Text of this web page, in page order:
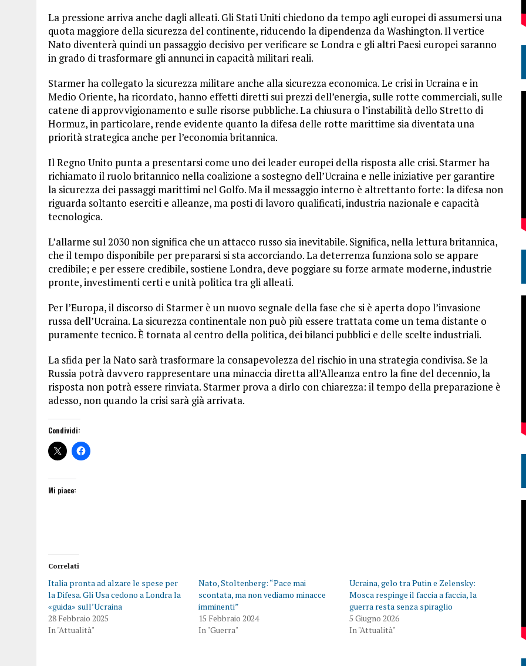
La pressione arriva anche dagli alleati. Gli Stati Uniti chiedono da tempo agli europei di assumersi una
quota maggiore della sicurezza del continente, riducendo la dipendenza da Washington. Il vertice
Nato diventerà quindi un passaggio decisivo per verificare se Londra e gli altri Paesi europei saranno
in grado di trasformare gli annunci in capacità militari reali.
Starmer ha collegato la sicurezza militare anche alla sicurezza economica. Le crisi in Ucraina e in
Medio Oriente, ha ricordato, hanno effetti diretti sui prezzi dell’energia, sulle rotte commerciali, sulle
catene di approvvigionamento e sulle risorse pubbliche. La chiusura o l’instabilità dello Stretto di
Hormuz, in particolare, rende evidente quanto la difesa delle rotte marittime sia diventata una
priorità strategica anche per l’economia britannica.
Il Regno Unito punta a presentarsi come uno dei leader europei della risposta alle crisi. Starmer ha
richiamato il ruolo britannico nella coalizione a sostegno dell’Ucraina e nelle iniziative per garantire
la sicurezza dei passaggi marittimi nel Golfo. Ma il messaggio interno è altrettanto forte: la difesa non
riguarda soltanto eserciti e alleanze, ma posti di lavoro qualificati, industria nazionale e capacità
tecnologica.
L’allarme sul 2030 non significa che un attacco russo sia inevitabile. Significa, nella lettura britannica,
che il tempo disponibile per prepararsi si sta accorciando. La deterrenza funziona solo se appare
credibile; e per essere credibile, sostiene Londra, deve poggiare su forze armate moderne, industrie
pronte, investimenti certi e unità politica tra gli alleati.
Per l’Europa, il discorso di Starmer è un nuovo segnale della fase che si è aperta dopo l’invasione
russa dell’Ucraina. La sicurezza continentale non può più essere trattata come un tema distante o
puramente tecnico. È tornata al centro della politica, dei bilanci pubblici e delle scelte industriali.
La sfida per la Nato sarà trasformare la consapevolezza del rischio in una strategia condivisa. Se la
Russia potrà davvero rappresentare una minaccia diretta all’Alleanza entro la fine del decennio, la
risposta non potrà essere rinviata. Starmer prova a dirlo con chiarezza: il tempo della preparazione è
adesso, non quando la crisi sarà già arrivata.
Condividi:
Mi piace:
Correlati
Italia pronta ad alzare le spese per
la Difesa. Gli Usa cedono a Londra la
«guida» sull’Ucraina
28 Febbraio 2025
In "Attualità"
Nato, Stoltenberg: “Pace mai
scontata, ma non vediamo minacce
imminenti”
15 Febbraio 2024
In "Guerra"
Ucraina, gelo tra Putin e Zelensky:
Mosca respinge il faccia a faccia, la
guerra resta senza spiraglio
5 Giugno 2026
In "Attualità"